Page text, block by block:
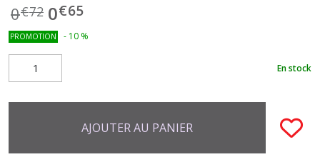
0€72 0€65
PROMOTION - 10 %
En stock
AJOUTER AU PANIER